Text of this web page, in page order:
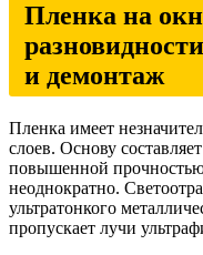
Пленка на
и демонтаж
Пленка имеет
слоев. Основу
повышенной прочностью
неоднократно.
ультратонкого
пропускает лучи